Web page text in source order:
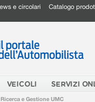
e circolari Catalogo
VEICOLI SERVIZI
Ricerca e Gestione UMC